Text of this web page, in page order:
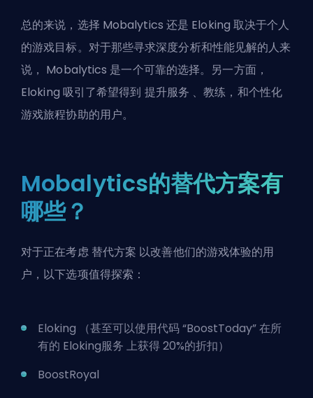
总的来说，选择 Mobalytics 还是 Eloking 取决于个人
的游戏目标。对于那些寻求深度分析和性能见解的人来
说， Mobalytics 是一个可靠的选择。另一方面，
Eloking 吸引了希望得到 提升服务 、教练，和个性化
游戏旅程协助的用户。
Mobalytics的替代方案有
哪些？
对于正在考虑 替代方案 以改善他们的游戏体验的用
户，以下选项值得探索：
Eloking （甚至可以使用代码 “BoostToday” 在所
有的 Eloking服务 上获得 20%的折扣）
BoostRoyal